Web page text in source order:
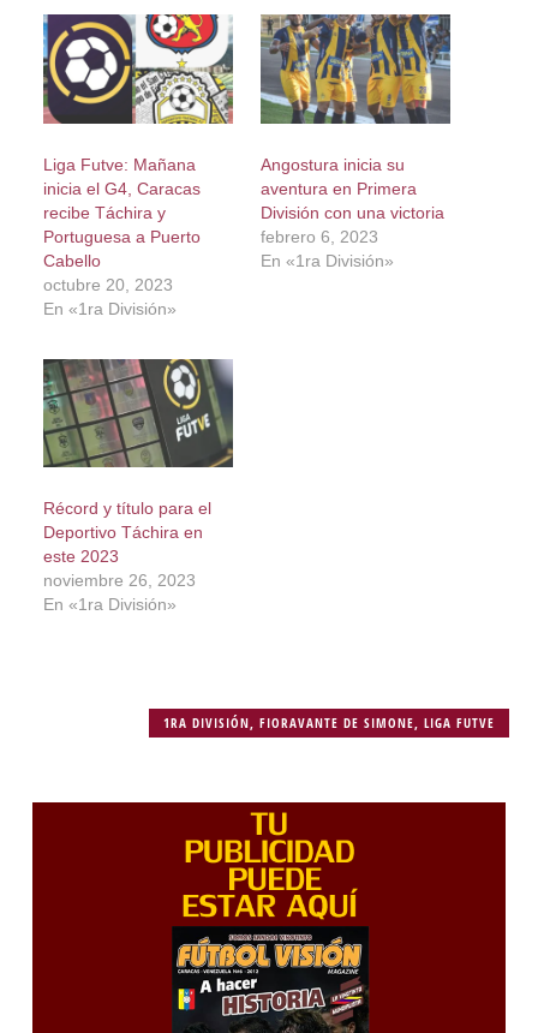
Liga Futve: Mañana
inicia el G4, Caracas
recibe Táchira y
Portuguesa a Puerto
Cabello
octubre 20, 2023
En «1ra División»
Angostura inicia su
aventura en Primera
División con una victoria
febrero 6, 2023
En «1ra División»
Récord y título para el
Deportivo Táchira en
este 2023
noviembre 26, 2023
En «1ra División»
1RA DIVISIÓN ,FIORAVANTE DE SIMONE ,LIGA FUTVE